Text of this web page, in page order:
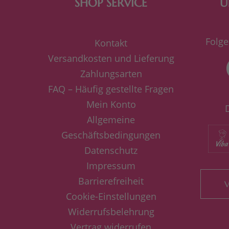
SHOP SERVICE
Kontakt
Versandkosten und Lieferung
Zahlungsarten
FAQ – Häufig gestellte Fragen
Mein Konto
Allgemeine
Geschäftsbedingungen
Datenschutz
Impressum
Barrierefreiheit
Cookie-Einstellungen
Widerrufsbelehrung